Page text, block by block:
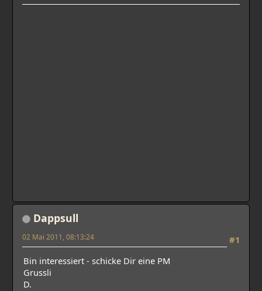
Dappsull
#1
02 Mai 2011, 08:13:24
Bin interessiert - schicke Dir eine PM
Grussli
D.